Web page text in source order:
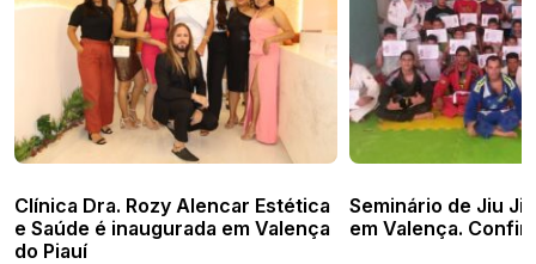
Clínica Dra. Rozy Alencar Estética
e Saúde é inaugurada em Valença
do Piauí
Seminário de Jiu
em Valença.